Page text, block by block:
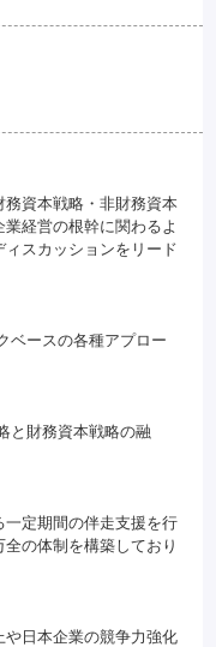
資本戦略・非財務資本
経営の根幹に関わるよ
スカッションをリード
ベースの各種アプロー
と財務資本戦略の融
定期間の伴走支援を行
の体制を構築しており
日本企業の競争力強化